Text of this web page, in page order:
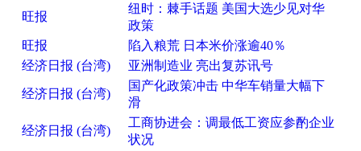
旺报
纽时：棘手话题 美国大选少见对华
政策
旺报
陷入粮荒 日本米价涨逾40％
经济日报 (台湾)
亚洲制造业 亮出复苏讯号
经济日报 (台湾)
国产化政策冲击 中华车销量大幅下
滑
经济日报 (台湾)
工商协进会：调最低工资应参酌企业
状况